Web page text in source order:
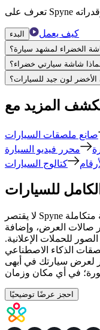
البدء كيف يعمل
الخضراء لمشهد سيارة؟
شاشة سيارتي خضراء؟
الأخضر لون جيد للسيارات؟
صانع ملصقات السيارات
محرر فيديو السيارة
كتالوج السيارات
للسيارات
لا يقتصر Spyne على إزالة الخلفية فحسب، بل هو مجموعة متكاملة
صالات العرض، وإضافة
للحملات الإعلانية.
الذكاء الاصطناعي
لعرض سيارتك في أبهى
احجز عرضًا توضيحيًا